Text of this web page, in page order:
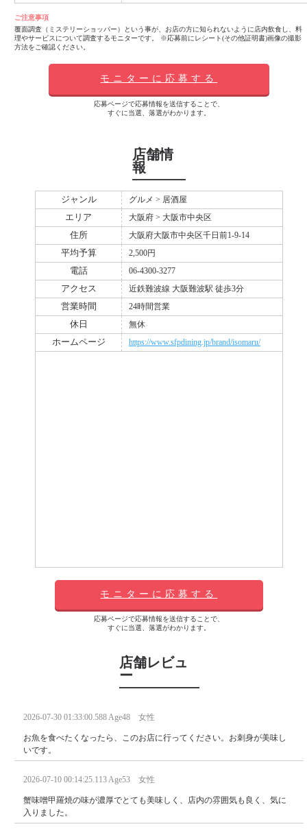
ご注意事項
覆面調査（ミステリーショッパー）という事が、お店の方に知られないように店内飲食し、料
理やサービスについて調査するモニターです。 ※応募前にレシート(その他証明書)画像の撮影
方法をご確認ください。
モニターに応募する
応募ページで応募情報を送信することで、
すぐに当選、落選がわかります。
店舗情
報
ジャンル グルメ > 居酒屋
エリア 大阪府 > 大阪市中央区
住所 大阪府大阪市中央区千日前1-9-14
平均予算 2,500円
電話 06-4300-3277
アクセス 近鉄難波線 大阪難波駅 徒歩3分
営業時間 24時間営業
休日 無休
ホームページ https://www.sfpdining.jp/brand/isomaru/
モニターに応募する
応募ページで応募情報を送信することで、
すぐに当選、落選がわかります。
店舗レビュ
ー
2026-07-30 01:33:00.588 Age48 女性
お魚を食べたくなったら、このお店に行ってください。お刺身が美味し
いです。
2026-07-10 00:14:25.113 Age53 女性
蟹味噌甲羅焼の味が濃厚でとても美味しく、店内の雰囲気も良く、気に
入りました。